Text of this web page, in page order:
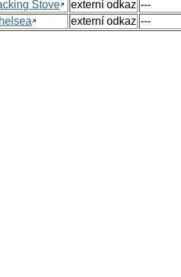
Stove
externí odkaz ---
externí odkaz ---